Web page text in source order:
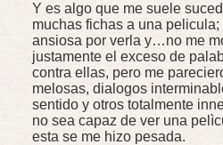
Y es algo que me suele
muchas fichas a una
ansiosa por verla y…no me
justamente el exceso de
contra ellas, pero me
melosas, dialogos
sentido y otros totalmente
no sea capaz de ver una
esta se me hizo pesada.